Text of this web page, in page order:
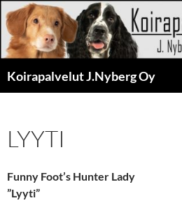
Siirry
sisältöön
Koirapalvelut J.Nyberg Oy
LYYTI
Funny Foot’s Hunter Lady
”Lyyti”